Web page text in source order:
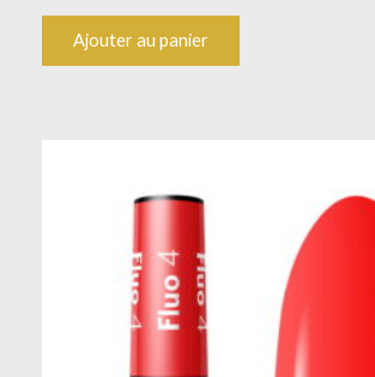
Ajouter au panier